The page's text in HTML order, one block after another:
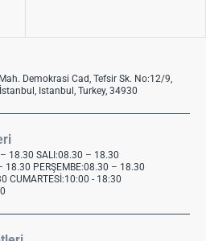
Demokrasi Cad, Tefsir Sk. No:12/9,
Istanbul, Turkey, 34930
18.30 SALI:08.30 – 18.30
18.30 PERŞEMBE:08.30 – 18.30
CUMARTESİ:10:00 - 18:30